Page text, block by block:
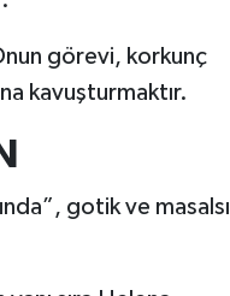
görevi, korkunç
kavuşturmaktır.
gotik ve masalsı